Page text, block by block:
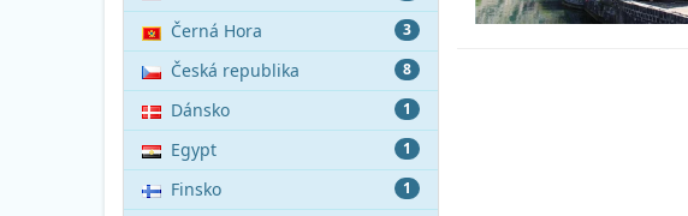
3
Černá Hora
8
Česká republika
1
Dánsko
1
Egypt
1
Finsko